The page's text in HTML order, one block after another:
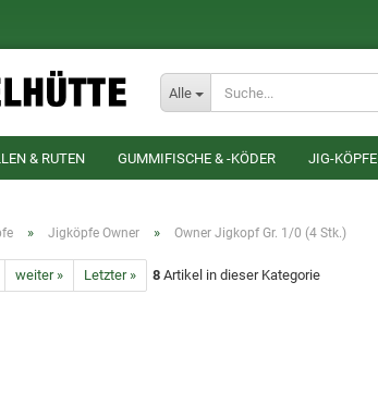
Alle
& RUTEN GUMMIFISCHE & -KÖDER JIG-KÖPFE
» Jigköpfe Owner » Owner Jigkopf Gr. 1/0 (4 Stk.)
weiter » Letzter » 8 Artikel in dieser Kategorie